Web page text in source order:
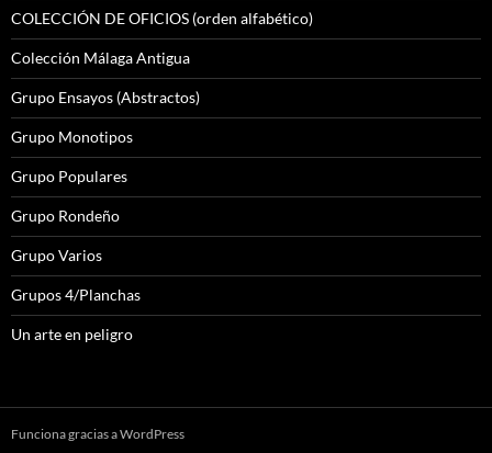
COLECCIÓN DE OFICIOS (orden alfabético)
Colección Málaga Antigua
Grupo Ensayos (Abstractos)
Grupo Monotipos
Grupo Populares
Grupo Rondeño
Grupo Varios
Grupos 4/Planchas
Un arte en peligro
Funciona gracias a WordPress